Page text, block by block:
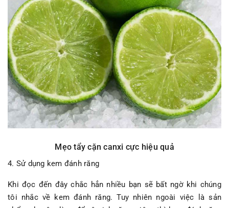
Mẹo tẩy cặn canxi cực hiệu quả
4. Sử dụng kem đánh răng
Khi đọc đến đây chắc hẳn nhiều bạn sẽ bất ngờ khi chúng
tôi nhắc về kem đánh răng. Tuy nhiên ngoài việc là sản